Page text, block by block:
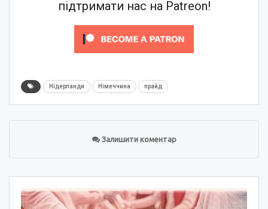
підтримати нас на Patreon!
Нідерланди Німеччина прайд
Залишити коментар